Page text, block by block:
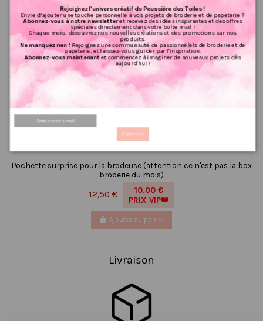
Pochette surprise pour la brodeuse (attention ce n'est pas la box
broderie du mois)
12,50 €
10.00 €
PRIX VIP👑
Ajouter au panier
Livraison
Rejoignez l’univers créatif de Poussière des Toiles !
Envie d’ajouter une touche personnelle à vos projets de broderie et de papeterie ?
Abonnez-vous à notre newsletteret recevez des idées inspirantes et des offres
spéciales directement dans votre boîte mail !
Chaque mois, découvrez nos nouvelles créations et des promotions sur nos
produits.
Ne manquez rien !Rejoignez une communauté de passionné(e)s de broderie et de
papeterie, et laissez-vous guider par l'inspiration.
Abonnez-vous maintenantet commencez à imaginer de nouveaux projets dès
aujourd'hui !
S'abonner